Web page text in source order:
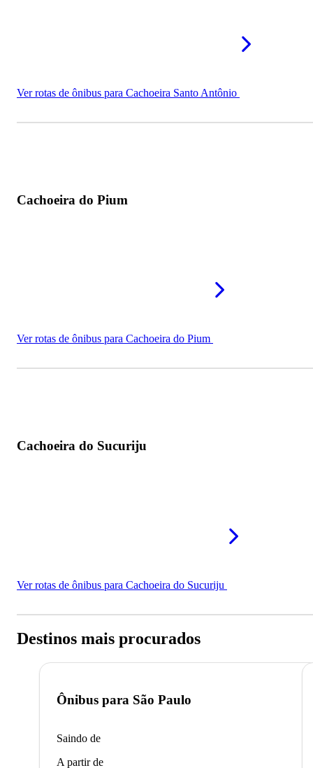
Ver rotas de ônibus para Cachoeira Santo Antônio
Cachoeira do Pium
Ver rotas de ônibus para Cachoeira do Pium
Cachoeira do Sucuriju
Ver rotas de ônibus para Cachoeira do Sucuriju
Destinos mais procurados
Ônibus para São Paulo
Saindo de
A partir de